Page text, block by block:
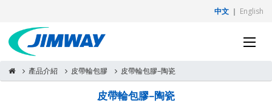
中文 ｜ English
產品介紹 皮帶輪包膠 皮帶輪包膠–陶瓷
皮帶輪包膠–陶瓷